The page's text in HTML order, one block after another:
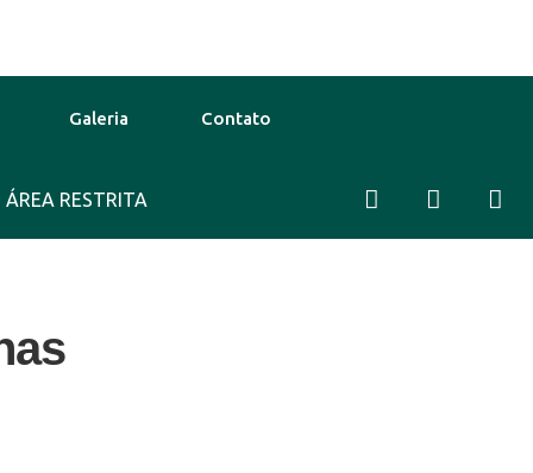
Galeria Contato
Ago 38°C 38°C
ÁREA RESTRITA